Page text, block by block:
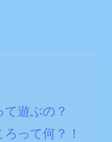
遊ぶの？
って何？！